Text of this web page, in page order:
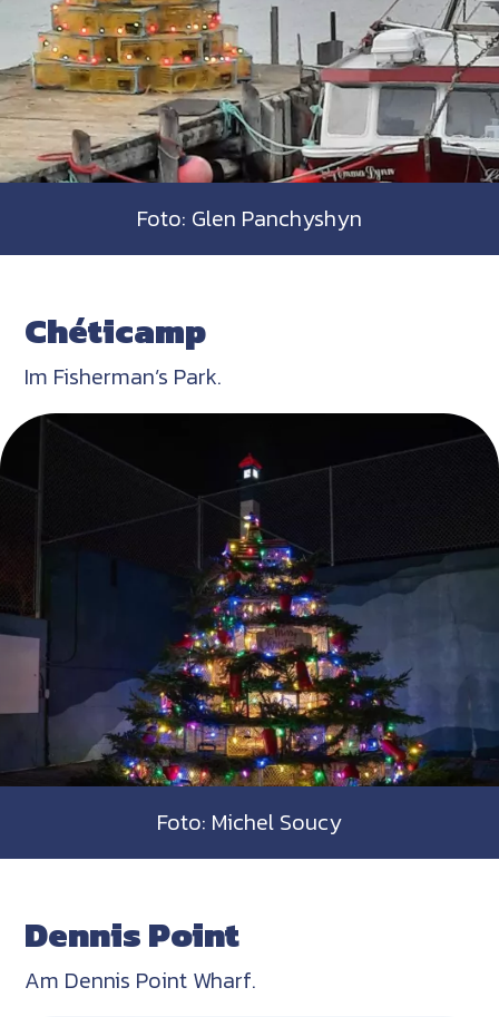
Foto: Glen Panchyshyn
Chéticamp
Im Fisherman’s Park.
Foto: Michel Soucy
Dennis Point
Am Dennis Point Wharf.